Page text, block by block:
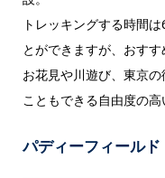
トレッキングする時間
とができますが、おすす
お花見や川遊び、東京
こともできる自由度の高
パディーフィールド